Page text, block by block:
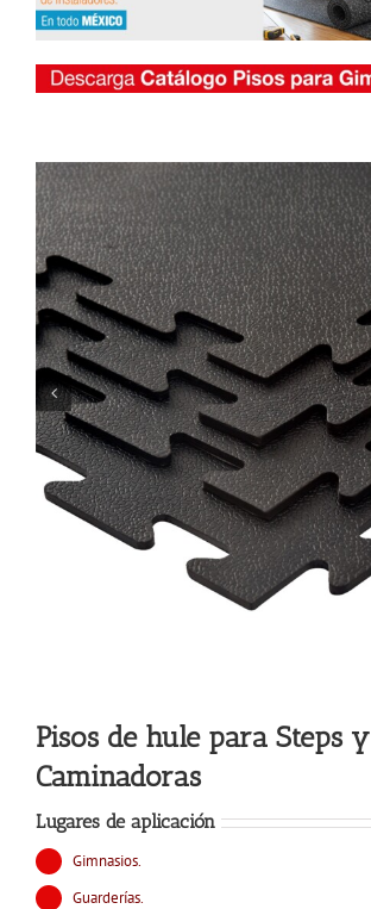
Pisos de hule para Steps y
Caminadoras
Lugares de aplicación
Gimnasios.
Guarderías.